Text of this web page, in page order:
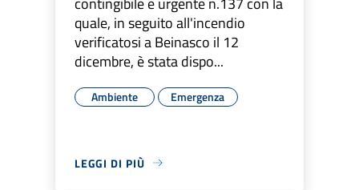
quale, in seguito all'incendio
verificatosi a Beinasco il 12
dicembre, è stata dispo...
Ambiente Emergenza
LEGGI DI PIÙ